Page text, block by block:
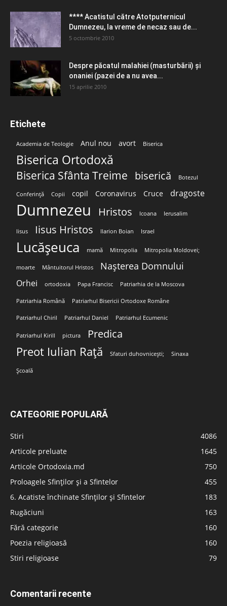
**** Acatistul către Atotputernicul
Dumnezeu, la vreme de necaz sau de...
5 octombrie 2010
Despre păcatul malahiei (masturbării) şi
onaniei (pazei de a nu avea...
15 aprilie 2010
Etichete
Academia de Teologie Anul nou avort Biserica
Biserica Ortodoxă
Biserica Sfânta Treime biserică Botezul
Conferință Copii copil Coronavirus Cruce dragoste
Dumnezeu Hristos Icoana Ierusalim
Iisus Iisus Hristos Ilarion Boian Israel
Lucășeuca mamă Mitropolia Mitropolia Moldovei;
moarte Mântuitorul Hristos Nașterea Domnului
Orhei ortodoxia Papa Francisc Patriarhia de la Moscova
Patriarhia Română Patriarhul Bisericii Ortodoxe Române
Patriarhul Chiril Patriarhul Daniel Patriarhul Ecumenic
Patriarhul Kirill pictura Predica
Preot Iulian Rață Sfaturi duhovnicești; Sinaxa
Școală
CATEGORIE POPULARĂ
Stiri
4086
Articole preluate
1645
Articole Ortodoxia.md
750
Proloagele Sfinților și a Sfintelor
455
6. Acatiste închinate Sfinților și Sfintelor
183
Rugăciuni
163
Fără categorie
160
Poezia religioasă
160
Stiri religioase
79
Comentarii recente